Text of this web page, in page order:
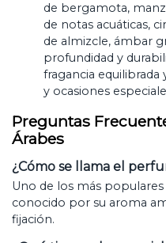
de bergamota,
de notas acuáticas,
de almizcle, ámbar
profundidad y
fragancia equilibrada
y ocasiones
Preguntas
Árabes
¿Cómo se llama el
Uno de los más populares
conocido por su aroma
fijación.